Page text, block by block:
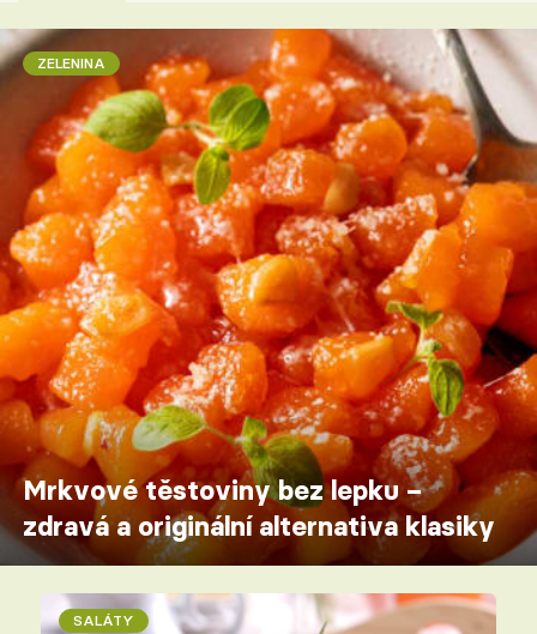
ZELENINA
Mrkvové těstoviny bez lepku –
zdravá a originální alternativa klasiky
SALÁTY